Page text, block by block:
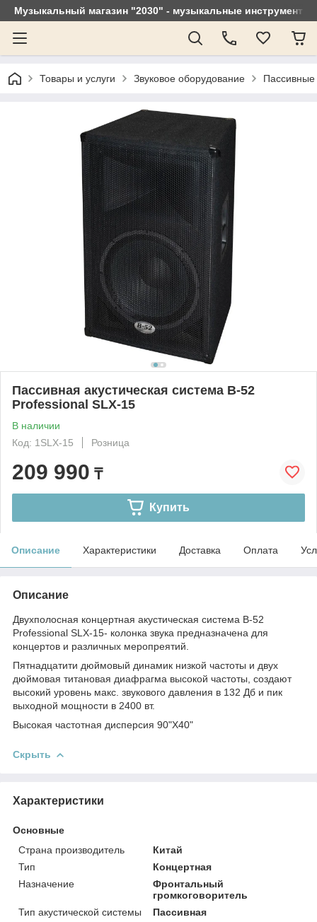
Музыкальный магазин "2030" - музыкальные
Товары и услуги Звуковое оборудование Пассивные
Пассивная акустическая система B-52
Professional SLX-15
В наличии
Код: 1SLX-15
Розница
209 990 ₸
Купить
Описание Характеристики Доставка Оплата
Описание
Двухполосная концертная акустическая система B-52
Professional SLX-15- колонка звука предназначена для
концертов и различных меропреятий.
Пятнадцатити дюймовый динамик низкой частоты и двух
дюймовая титановая диафрагма высокой частоты, создают
высокий уровень макс. звукового давления в 132 Дб и пик
выходной мощности в 2400 вт.
Высокая частотная дисперсия 90"Х40"
Скрыть
Характеристики
Основные
Страна производитель
Китай
Тип
Концертная
Назначение
Фронтальный
громкоговоритель
Тип акустической системы
Пассивная